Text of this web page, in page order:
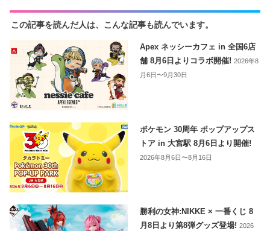
この記事を読んだ人は、こんな記事も読んでいます。
Apex ネッシーカフェ in 全国6店
舗 8月6日よりコラボ開催!2026年8
月6日〜9月30日
ポケモン 30周年 ポップアップス
トア in 大宮駅 8月6日より開催!
2026年8月6日〜8月16日
勝利の女神:NIKKE × 一番くじ 8
月8日より第8弾グッズ登場!2026